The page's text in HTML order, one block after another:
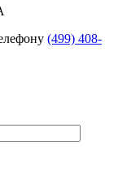
(499) 408-